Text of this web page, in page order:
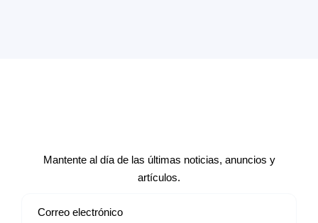
Mantente al día de las últimas noticias, anuncios y
artículos.